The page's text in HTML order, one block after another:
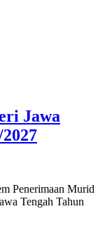
Jawa
Penerimaan Murid
Tengah Tahun